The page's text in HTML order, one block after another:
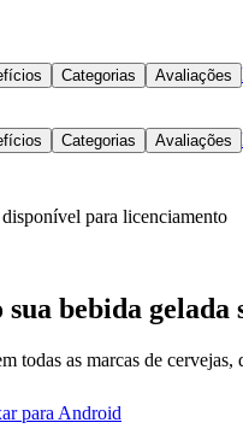
Categorias Avaliações
Categorias Avaliações
para licenciamento
sua bebida gelada
todas as marcas de
para Android